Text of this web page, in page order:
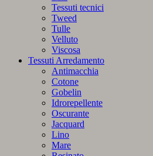
Tessuti tecnici
Tweed
Tulle
Velluto
Viscosa
Tessuti Arredamento
Antimacchia
Cotone
Gobelin
Idrorepellente
Oscurante
Jacquard
Lino
Mare